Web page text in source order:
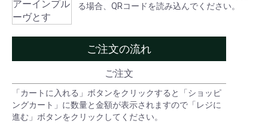
る場合、QRコードを読み込んでください。
ご注文の流れ
ご注文
「カートに入れる」ボタンをクリックすると「ショッピ
ングカート」に数量と金額が表示されますので「レジに
進む」ボタンをクリックしてください。